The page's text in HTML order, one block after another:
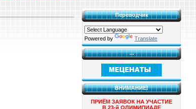
Переводчик
Powered by Translate
...
ВНИМАНИЕ!
ПРИЁМ ЗАЯВОК НА УЧАСТИЕ
В 23-й ОЛИМИПИАДЕ